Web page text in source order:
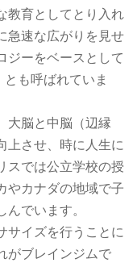
教育としてとり入れ
急速な広がりを見せ
ジーをベースとして
も呼ばれていま
大脳と中脳（辺縁
上させ、時に人生に
スでは公立学校の授
やカナダの地域で子
でいます。
サイズを行うことに
がブレインジムで